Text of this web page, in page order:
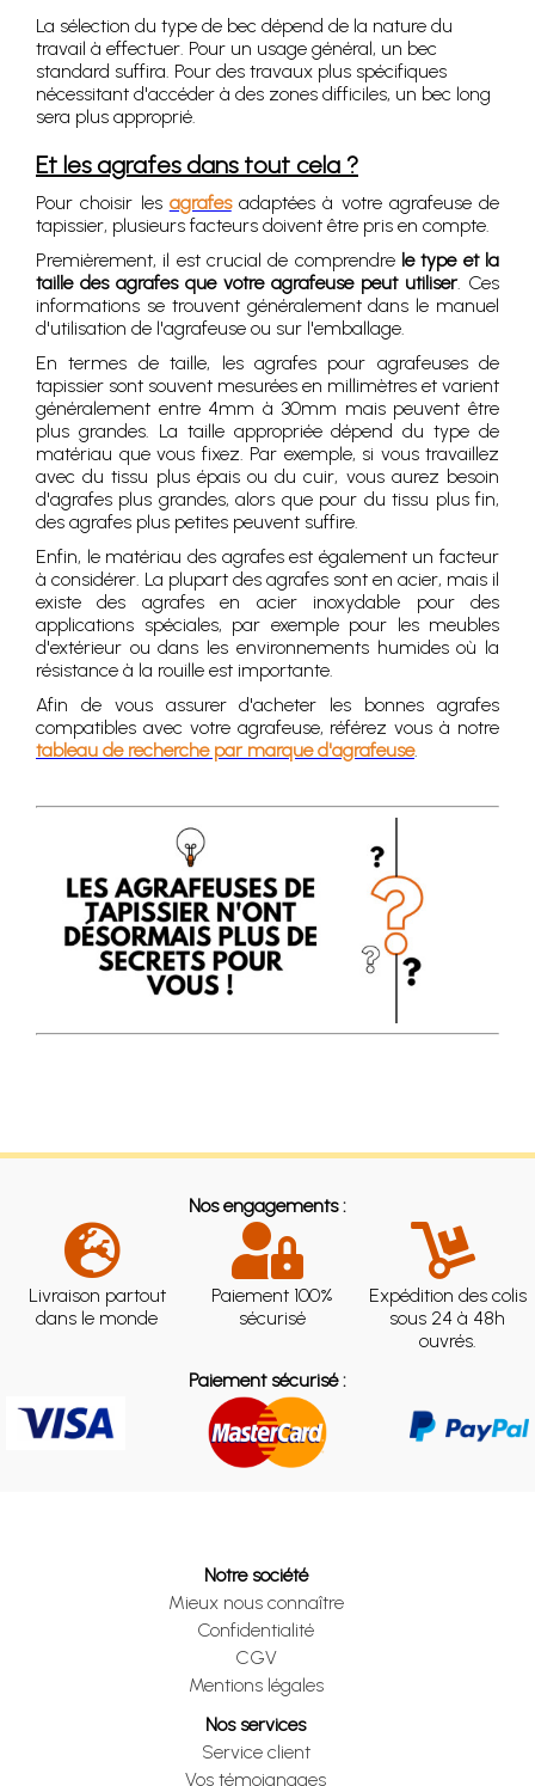
La sélection du type de bec dépend de la nature du
travail à effectuer. Pour un usage général, un bec
standard suffira. Pour des travaux plus spécifiques
nécessitant d'accéder à des zones difficiles, un bec long
sera plus approprié.
Et les agrafes dans tout cela ?
Pour choisir les agrafesadaptées à votre agrafeuse de
tapissier, plusieurs facteurs doivent être pris en compte.
Premièrement, il est crucial de comprendre le type et la
taille des agrafes que votre agrafeuse peut utiliser. Ces
informations se trouvent généralement dans le manuel
d'utilisation de l'agrafeuse ou sur l'emballage.
En termes de taille, les agrafes pour agrafeuses de
tapissier sont souvent mesurées en millimètres et varient
généralement entre 4mm à 30mm mais peuvent être
plus grandes. La taille appropriée dépend du type de
matériau que vous fixez. Par exemple, si vous travaillez
avec du tissu plus épais ou du cuir, vous aurez besoin
d'agrafes plus grandes, alors que pour du tissu plus fin,
des agrafes plus petites peuvent suffire.
Enfin, le matériau des agrafes est également un facteur
à considérer. La plupart des agrafes sont en acier, mais il
existe des agrafes en acier inoxydable pour des
applications spéciales, par exemple pour les meubles
d'extérieur ou dans les environnements humides où la
résistance à la rouille est importante.
Afin de vous assurer d'acheter les bonnes agrafes
compatibles avec votre agrafeuse, référez vous à notre
tableau de recherche par marque d'agrafeuse.
Nos engagements :
Livraison partout
dans le monde
Paiement 100%
sécurisé
Expédition des colis
sous 24 à 48h
ouvrés.
Paiement sécurisé :
Notre société
Mieux nous connaître
Confidentialité
CGV
Mentions légales
Nos services
Service client
Vos témoignages